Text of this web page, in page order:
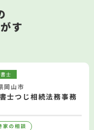
す
士
岡山市
士つじ相続法務事務
家の相談